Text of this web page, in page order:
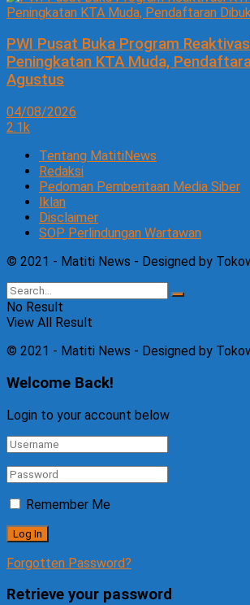
PWI Pusat Buka Program
Peningkatan KTA Muda,
Agustus
04/08/2026
2.1k
Tentang MatitiNews
Redaksi
Pedoman Pemberitaan Media Siber
Iklan
Disclaimer
SOP Perlindungan Wartawan
© 2021 - Matiti News - Designed by
No Result
View All Result
© 2021 - Matiti News - Designed by
Welcome Back!
Login to your account below
Remember Me
Forgotten Password?
Retrieve your password